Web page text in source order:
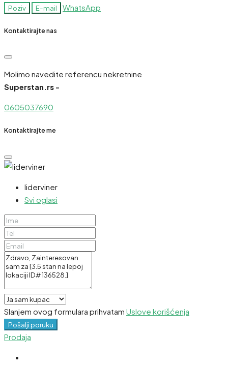
Poziv E-mail WhatsApp
Kontaktirajte nas
Molimo navedite referencu nekretnine
Superstan.rs -
0605037690
Kontaktirajte me
liderviner
Svi oglasi
Slanjem ovog formulara prihvatam Uslove korišćenja
Pošalji poruku
Prodaja